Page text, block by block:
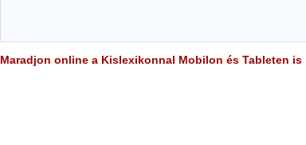
Maradjon online a Kislexikonnal Mobilon és Tableten is